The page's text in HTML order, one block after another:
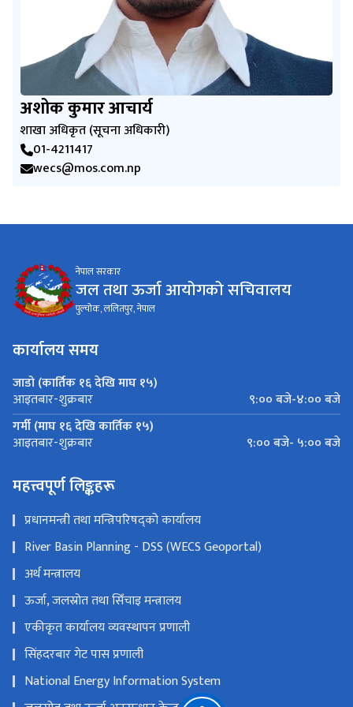
अशोक कुमार आचार्य
शाखा अधिकृत (सूचना अधिकारी)
01-4211417
wecs@mos.com.np
नेपाल सरकार
जल तथा ऊर्जा आयोगको सचिवालय
पुल्चोक, ललितपुर, नेपाल
कार्यालय समय
जाडो (कार्तिक १६ देखि माघ १५)
आइतबार-शुक्रबार
९:०० बजे-४:०० बजे
गर्मी (माघ १६ देखि कार्तिक १५)
आइतबार-शुक्रबार ९:०० बजे- ५:०० बजे
महत्त्वपूर्ण लिङ्कहरू
प्रधानमन्त्री तथा मन्त्रिपरिषद्को कार्यालय
River Basin Planning - DSS (WECS Geoportal)
अर्थ मन्त्रालय
ऊर्जा, जलस्रोत तथा सिँचाइ मन्त्रालय
एकीकृत कार्यालय व्यवस्थापन प्रणाली
सिंहदरबार गेट पास प्रणाली
National Energy Information System